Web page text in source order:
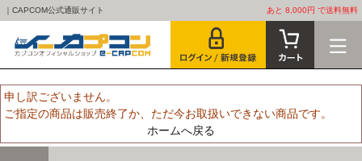
｜CAPCOM公式通販サイト あと 8,000円 で送料無料
申し訳ございません。
ご指定の商品は販売終了か、ただ今お取扱いできない商品です。
ホームへ戻る